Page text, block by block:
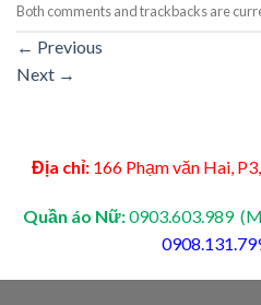
Both comments and trackbacks are
← Previous
Next →
Địa chỉ: 166 Phạm văn Hai,
Quần áo Nữ:0903.603.989